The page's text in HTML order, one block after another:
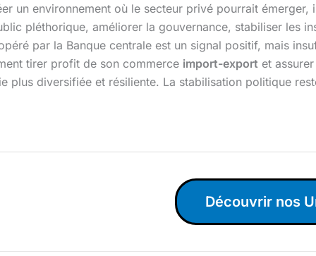
un environnement où le secteur privé pourrait émerger,
pléthorique, améliorer la gouvernance, stabiliser les
par la Banque centrale est un signal positif, mais
tirer profit de son commerce import-export et
plus diversifiée et résiliente. La stabilisation politique
Découvrir nos